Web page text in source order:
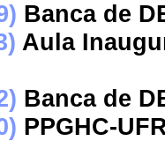
Banca de
Aula
Banca de
PPGHC-